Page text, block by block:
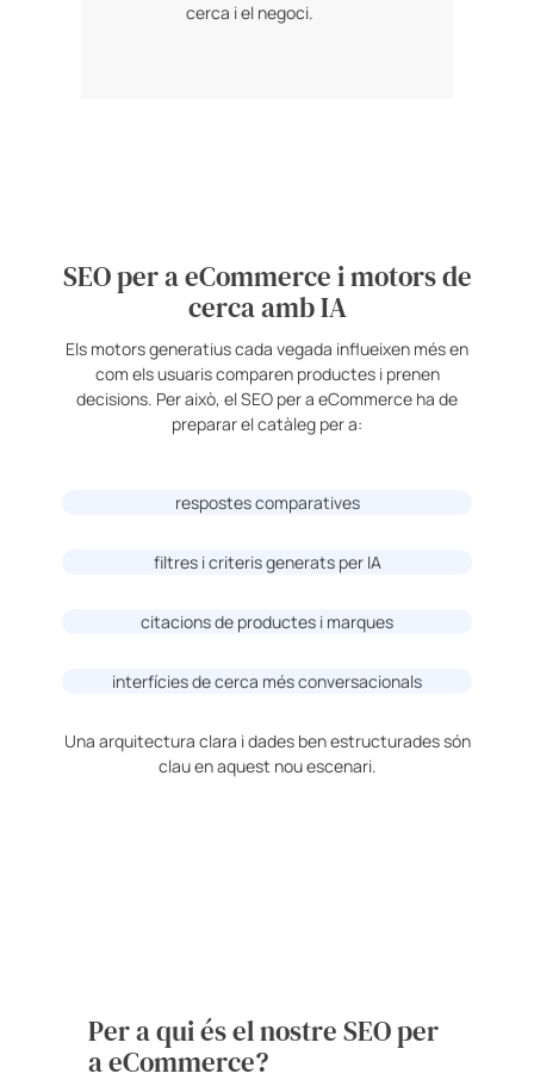
cerca i el negoci.
SEO per a eCommerce i motors de
cerca amb IA
Els motors generatius cada vegada influeixen més en
com els usuaris comparen productes i prenen
decisions. Per això, el SEO per a eCommerce ha de
preparar el catàleg per a:
respostes comparatives
filtres i criteris generats per IA
citacions de productes i marques
interfícies de cerca més conversacionals
Una arquitectura clara i dades ben estructurades són
clau en aquest nou escenari.
Per a qui és el nostre SEO per
a eCommerce?